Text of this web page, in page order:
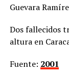
Guevara
Dos fallecidos
altura en
Fuente: 2001